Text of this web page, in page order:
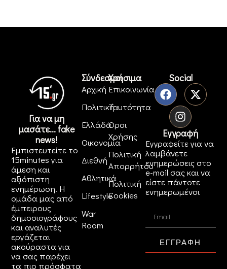
Για να μη
μασάτε... fake
news!
Εμπιστευτείτε το
15minutes για
άμεση και
αξιόπιστη
ενημέρωση. Η
ομάδα μας από
έμπειρους
δημοσιογράφους
και αναλυτές
εργάζεται
ακούραστα για
να σας παρέχει
τα πιο πρόσφατα
Σύνδεσμοι
Αρχική
Πολιτική
Ελλάδα
Οικονομία
Διεθνή
Αθλητικά
Lifestyle
War
Room
Χρήσιμα
Επικοινωνία
Ταυτότητα
Όροι
Χρήσης
Πολιτική
Απορρήτου
Πολιτική
Cookies
Social
Εγγραφή
Εγγραφείτε για να
λαμβάνετε
ενημερώσεις στο
e-mail σας και να
είστε πάντοτε
ενημερωμένοι
ΕΓΓΡΑΦΗ